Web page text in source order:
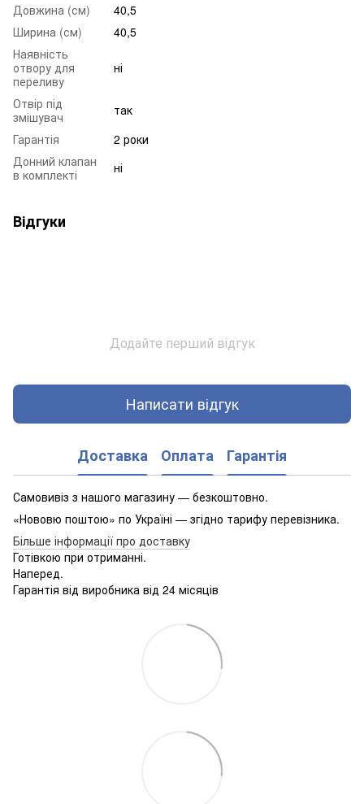
Довжина (см)
40,5
Ширина (см)
40,5
Наявність
отвору для
переливу
ні
Отвір під
змішувач
так
Гарантія
2 роки
Донний клапан
в комплекті
ні
Відгуки
Додайте перший відгук
Написати відгук
Доставка Оплата Гарантія
Самовивіз з нашого магазину — безкоштовно.
«Нововю поштою» по Україні — згідно тарифу перевізника.
Більше інформації про доставку
Готівкою при отриманні.
Наперед.
Гарантія від виробника від 24 місяців